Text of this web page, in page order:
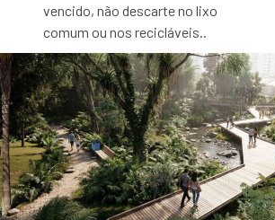
vencido, não descarte no lixo
comum ou nos recicláveis..